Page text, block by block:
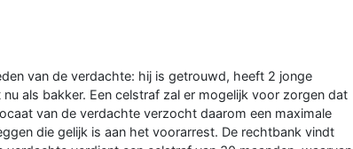
van de verdachte: hij is getrouwd, heeft 2 jonge
als bakker. Een celstraf zal er mogelijk voor zorgen dat
van de verdachte verzocht daarom een maximale
die gelijk is aan het voorarrest. De rechtbank vindt